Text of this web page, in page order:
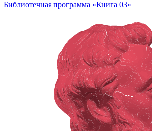
Библиотечная программа «Книга 03»